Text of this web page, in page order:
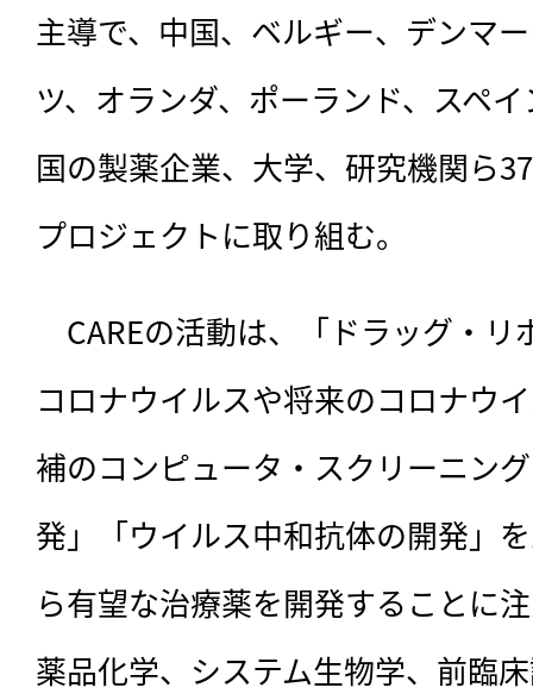
主導で、中国、ベルギー、デンマ
ツ、オランダ、ポーランド、スペ
国の製薬企業、大学、研究機関ら
プロジェクトに取り組む。
CAREの活動は、「ドラッグ・リ
コロナウイルスや将来のコロナウ
補のコンピュータ・スクリーニン
発」「ウイルス中和抗体の開発」
ら有望な治療薬を開発することに
薬品化学、システム生物学、前臨